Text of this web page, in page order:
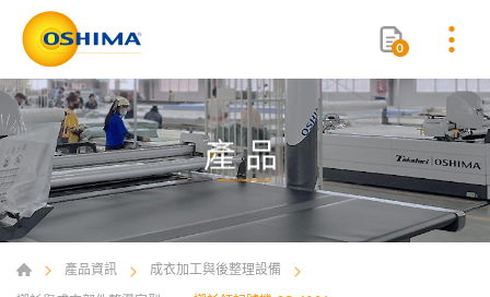
0
產品
產品資訊
成衣加工與後整理設備